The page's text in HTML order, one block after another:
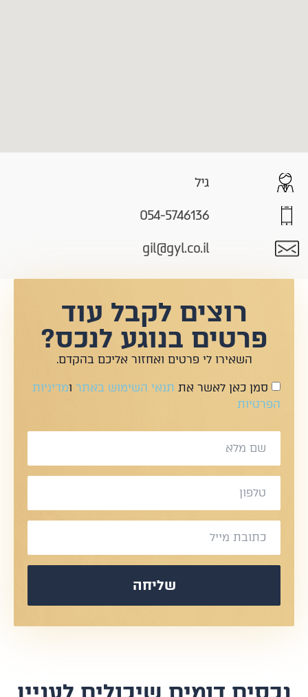
גיל
054-5746136
gil@gyl.co.il
רוצים לקבל עוד
פרטים בנוגע לנכס?
השאירו לי פרטים ואחזור אליכם בהקדם.
סמן כאן לאשר את תנאי השימוש באתר ומדיניות
הפרטיות
שליחה